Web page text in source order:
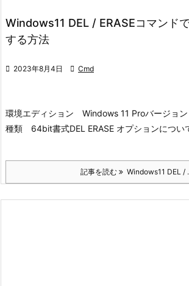
Windows11 DEL / ERASEコマンド
する方法
 2023年8月4日  Cmd
環境エディション Windows 11 Proバージョ
種類 64bit書式DEL ERASE オプションについ
記事を読む Windows11 DEL /